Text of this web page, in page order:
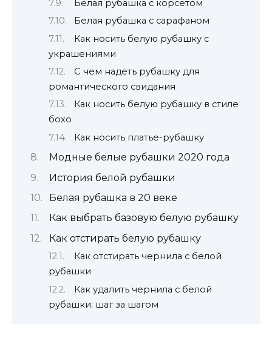
Белая рубашка с корсетом
Белая рубашка с сарафаном
Как носить белую рубашку с
украшениями
С чем надеть рубашку для
романтического свидания
Как носить белую рубашку в стиле
бохо
Как носить платье-рубашку
Модные белые рубашки 2020 года
История белой рубашки
Белая рубашка в 20 веке
Как выбрать базовую белую рубашку
Как отстирать белую рубашку
Как отстирать чернила с белой
рубашки
Как удалить чернила с белой
рубашки: шаг за шагом